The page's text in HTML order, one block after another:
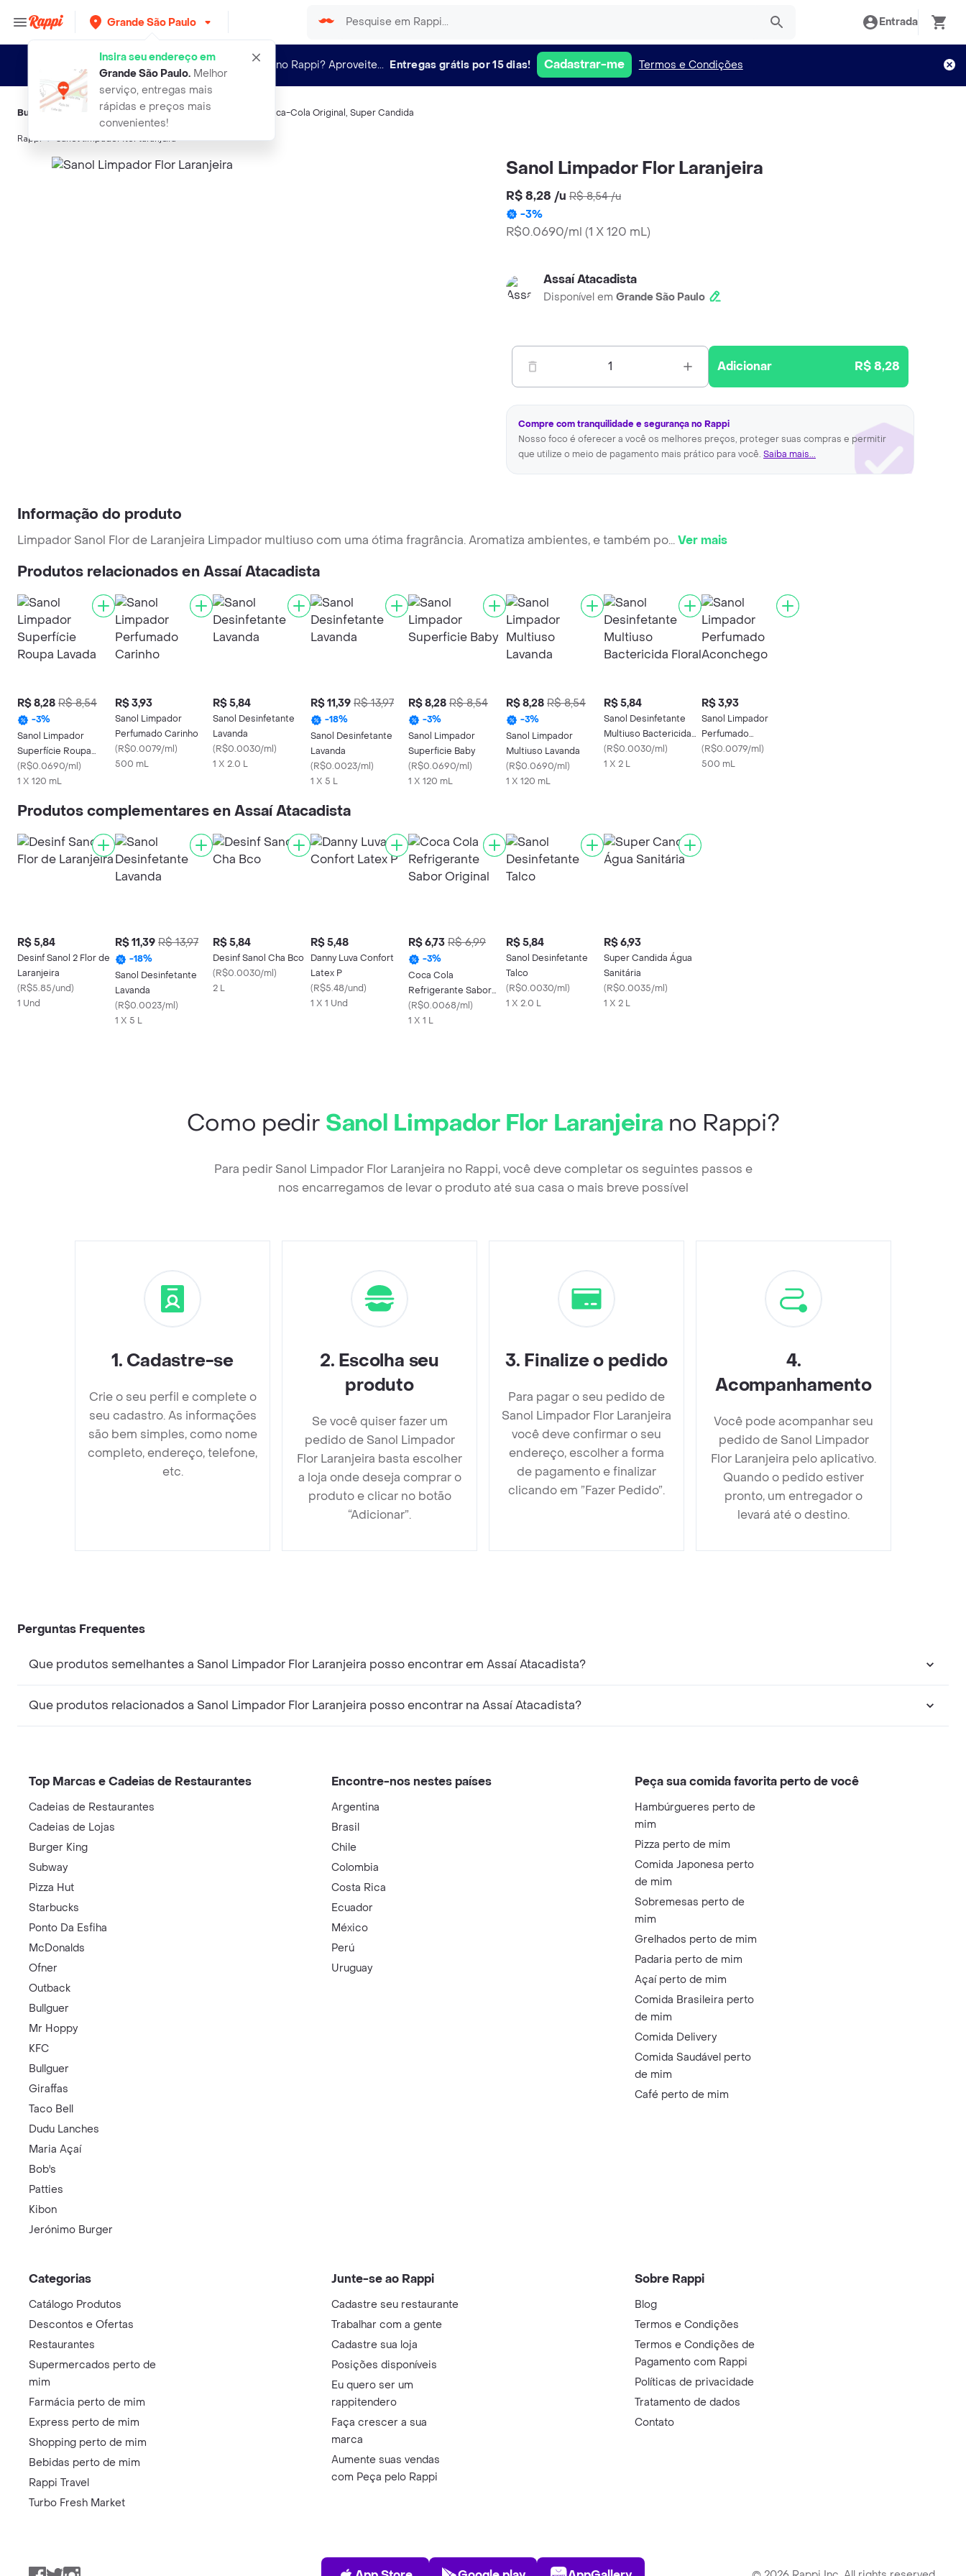
Grande São Paulo
Insira seu endereço em
Grande São Paulo.Melhor
serviço, entregas mais
rápidas e preços mais
convenientes!
Entrada
Novo no Rappi? Aproveite... Entregas grátis por 15 dias! Cadastrar-me Termos e Condições
Buscas relacionadas:Limpadores multiuso,Sanol Coca-Cola Original , Super Candida
Rappi sanol limpador flor laranjeira
Sanol Limpador Flor Laranjeira
R$ 8,28 /u R$ 8,54/u
-3%
R$0.0690/ml (1 X 120 mL)
Assaí Atacadista
Disponível em Grande São Paulo
1 Adicionar R$ 8,28
Compre com tranquilidade e segurança no Rappi
Nosso foco é oferecer a você os melhores preços, proteger suas compras e permitir
que utilize o meio de pagamento mais prático para você. Saiba mais...
Informação do produto
Limpador Sanol Flor de Laranjeira Limpador multiuso com uma ótima fragrância. Aromatiza ambientes, e também po...Ver mais
Produtos relacionados en Assaí Atacadista
R$ 8,28 R$ 8,54
-3%
Sanol Limpador
Superfície Roupa
Lavada
(R$0.0690/ml)
1 X 120 mL
R$ 3,93
Sanol Limpador
Perfumado Carinho
(R$0.0079/ml)
500 mL
R$ 5,84
Sanol Desinfetante
Lavanda
(R$0.0030/ml)
1 X 2.0 L
R$ 11,39 R$ 13,97
-18%
Sanol Desinfetante
Lavanda
(R$0.0023/ml)
1 X 5 L
R$ 8,28 R$ 8,54
-3%
Sanol Limpador
Superficie Baby
(R$0.0690/ml)
1 X 120 mL
R$ 8,28 R$ 8,54
-3%
Sanol Limpador
Multiuso Lavanda
(R$0.0690/ml)
1 X 120 mL
R$ 5,84
Sanol Desinfetante
Multiuso Bactericida
Floral
(R$0.0030/ml)
1 X 2 L
R$ 3,93
Sanol Limpador
Perfumado
Aconchego
(R$0.0079/ml)
500 mL
Produtos complementares en Assaí Atacadista
R$ 5,84
Desinf Sanol 2 Flor de
Laranjeira
(R$5.85/und)
1 Und
R$ 11,39 R$ 13,97
-18%
Sanol Desinfetante
Lavanda
(R$0.0023/ml)
1 X 5 L
R$ 5,84
Desinf Sanol Cha Bco
(R$0.0030/ml)
2 L
R$ 5,48
Danny Luva Confort
Latex P
(R$5.48/und)
1 X 1 Und
R$ 6,73 R$ 6,99
-3%
Coca Cola
Refrigerante Sabor
Original
(R$0.0068/ml)
1 X 1 L
R$ 5,84
Sanol Desinfetante
Talco
(R$0.0030/ml)
1 X 2.0 L
R$ 6,93
Super Candida Água
Sanitária
(R$0.0035/ml)
1 X 2 L
Como pedir Sanol Limpador Flor Laranjeira no Rappi?
Para pedir Sanol Limpador Flor Laranjeira no Rappi, você deve completar os seguintes passos e
nos encarregamos de levar o produto até sua casa o mais breve possível
1. Cadastre-se
Crie o seu perfil e complete o
seu cadastro. As informações
são bem simples, como nome
completo, endereço, telefone,
etc.
2. Escolha seu
produto
Se você quiser fazer um
pedido de Sanol Limpador
Flor Laranjeira basta escolher
a loja onde deseja comprar o
produto e clicar no botão
“Adicionar”.
3. Finalize o pedido
Para pagar o seu pedido de
Sanol Limpador Flor Laranjeira
você deve confirmar o seu
endereço, escolher a forma
de pagamento e finalizar
clicando em ”Fazer Pedido”.
4.
Acompanhamento
Você pode acompanhar seu
pedido de Sanol Limpador
Flor Laranjeira pelo aplicativo.
Quando o pedido estiver
pronto, um entregador o
levará até o destino.
Perguntas Frequentes
Que produtos semelhantes a Sanol Limpador Flor Laranjeira posso encontrar em Assaí Atacadista?
Que produtos relacionados a Sanol Limpador Flor Laranjeira posso encontrar na Assaí Atacadista?
Top Marcas e Cadeias de Restaurantes
Cadeias de Restaurantes
Cadeias de Lojas
Burger King
Subway
Pizza Hut
Starbucks
Ponto Da Esfiha
McDonalds
Ofner
Outback
Bullguer
Mr Hoppy
KFC
Bullguer
Giraffas
Taco Bell
Dudu Lanches
Maria Açaí
Bob's
Patties
Kibon
Jerónimo Burger
Encontre-nos nestes países
Argentina
Brasil
Chile
Colombia
Costa Rica
Ecuador
México
Perú
Uruguay
Peça sua comida favorita perto de você
Hambúrgueres perto de
mim
Pizza perto de mim
Comida Japonesa perto
de mim
Sobremesas perto de
mim
Grelhados perto de mim
Padaria perto de mim
Açaí perto de mim
Comida Brasileira perto
de mim
Comida Delivery
Comida Saudável perto
de mim
Café perto de mim
Categorias
Catálogo Produtos
Descontos e Ofertas
Restaurantes
Supermercados perto de
mim
Farmácia perto de mim
Express perto de mim
Shopping perto de mim
Bebidas perto de mim
Rappi Travel
Turbo Fresh Market
Junte-se ao Rappi
Cadastre seu restaurante
Trabalhar com a gente
Cadastre sua loja
Posições disponíveis
Eu quero ser um
rappitendero
Faça crescer a sua
marca
Aumente suas vendas
com Peça pelo Rappi
Sobre Rappi
Blog
Termos e Condições
Termos e Condições de
Pagamento com Rappi
Políticas de privacidade
Tratamento de dados
Contato
App Store Play Store AppGallery